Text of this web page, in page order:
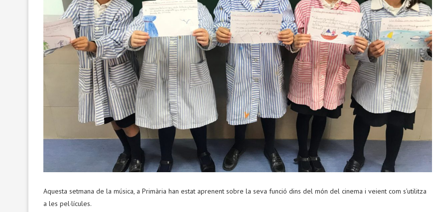
Aquesta setmana de la música, a Primària han estat aprenent sobre la seva funció dins del món del cinema i veient com s’utilitza
a les pel·lícules.